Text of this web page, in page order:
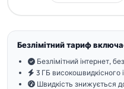
Безлімітний тариф
Безлімітний інтернет,
3 ГБ високошвидкісного
Швидкість знижується